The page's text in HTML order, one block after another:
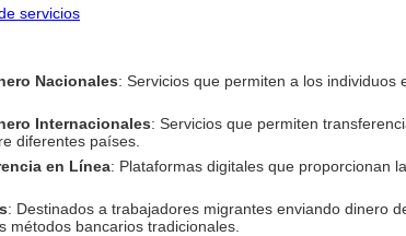
servicios
Nacionales: Servicios que permiten a los
Internacionales: Servicios que permiten
diferentes países.
en Línea: Plataformas digitales que proporcionan
: Destinados a trabajadores migrantes enviando dinero
métodos bancarios tradicionales.